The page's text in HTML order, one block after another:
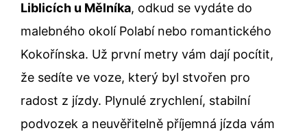
Liblicích u Mělníka, odkud se vydáte do
malebného okolí Polabí nebo romantického
Kokořínska. Už první metry vám dají pocítit,
že sedíte ve voze, který byl stvořen pro
radost z jízdy. Plynulé zrychlení, stabilní
podvozek a neuvěřitelně příjemná jízda vám